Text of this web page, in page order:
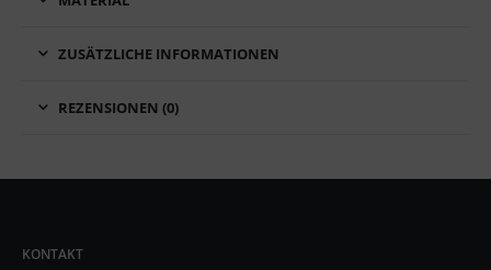
ZUSÄTZLICHE INFORMATIONEN
REZENSIONEN (0)
KONTAKT